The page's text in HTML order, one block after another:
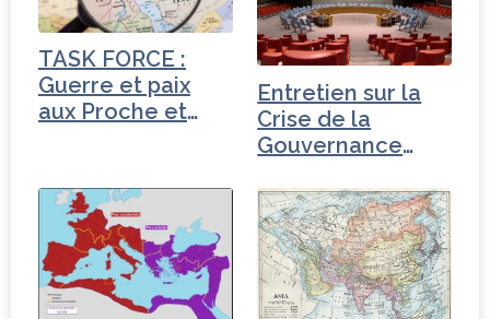
o
o
k
r
n r
TASK FORCE :
Guerre et paix
aux Proche et
Entretien sur la
Crise de la
Gouvernance
Turquie